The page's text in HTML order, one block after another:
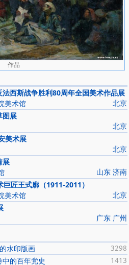
作品
西斯战争胜利80周年全国美术作品展
北京
美术馆
展
北京
美术展
北京
展
山东 济南
匠王式廓（1911-2011）
北京
美术馆
广东 广州
3298
水印版画
1413
的百年党史